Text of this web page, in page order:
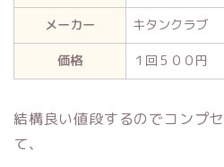
メーカー
キタンクラブ
価格
１回５００円
結構良い値段するのでコンプ
て、